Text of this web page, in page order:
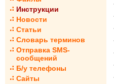
Инструкции
Новости
Статьи
Словарь терминов
Отправка SMS-
сообщений
Б/у телефоны
Сайты